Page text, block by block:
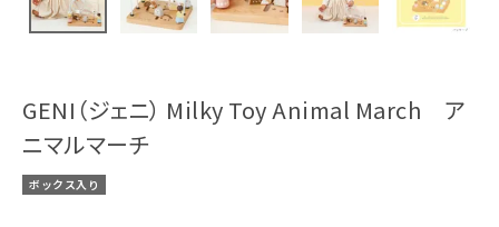
GENI（ジェニ） Milky Toy Animal March ア
ニマルマーチ
ボックス入り